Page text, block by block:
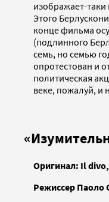
изображает-
Этого
конце фильма
(подлинного
семь, но семью
опротестован и
политическая
веке, пожалуй, и
Оригинал: Il
Режиссер Паоло